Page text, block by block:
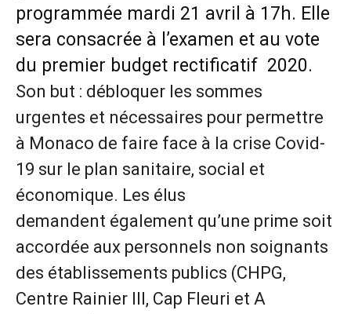
programmée mardi 21 avril à 17h. Elle
sera consacrée à l’examen et au vote
du premier budget rectificatif 2020.
Son but : débloquer les sommes
urgentes et nécessaires pour permettre
à Monaco de faire face à la crise Covid-
19 sur le plan sanitaire, social et
économique. Les élus
demandent également qu’une prime soit
accordée aux personnels non soignants
des établissements publics (CHPG,
Centre Rainier III, Cap Fleuri et A